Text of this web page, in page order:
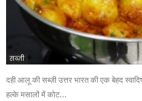
सब्ज़ी
दही आलू की सब्ज़ी उत्तर भारत की एक बेहद
हल्के मसालों में कोट...